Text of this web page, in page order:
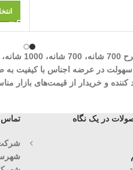
فیض کاشان با سابقه درخشان 30 ساله با
و خریدار از قیمت‌های بازار
در یک نگاه تماس